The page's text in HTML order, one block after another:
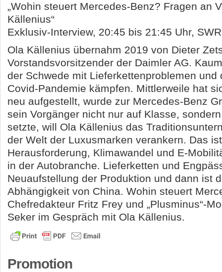
„Wohin steuert Mercedes-Benz? Fragen an
Källenius“
Exklusiv-Interview, 20:45 bis 21:45 Uhr,
Ola Källenius übernahm 2019 von Dieter
Vorstandsvorsitzender der Daimler AG.
der Schwede mit Lieferkettenproblemen und
Covid-Pandemie kämpfen. Mittlerweile hat
neu aufgestellt, wurde zur Mercedes-Benz
sein Vorgänger nicht nur auf Klasse,
setzte, will Ola Källenius das
der Welt der Luxusmarken verankern. Das
Herausforderung, Klimawandel und E-
in der Autobranche. Lieferketten und
Neuaufstellung der Produktion und dann ist
Abhängigkeit von China. Wohin steuert
Chefredakteur Fritz Frey und „Plusminus“-
Seker im Gespräch mit Ola Källenius.
Promotion